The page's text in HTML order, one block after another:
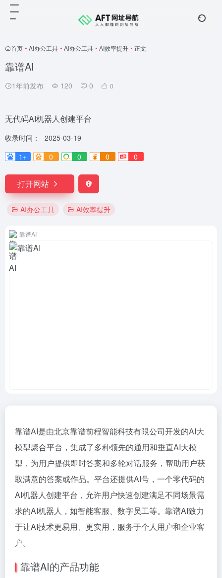
首页 • AI办公工具 • AI办公工具 • AI效率提升 • 正文
靠谱AI
1年前发布 120 0 0
无代码AI机器人创建平台
收录时间：
2025-03-19
1+
0 0 0 0
打开网站
AI办公工具 AI效率提升
靠谱AI
靠谱AI是由北京靠谱前程智能科技有限公司开发的AI大
模型聚合平台，集成了多种领先的通用和垂直AI大模
型，为用户提供即时答案和多轮对话服务，帮助用户获
取满意的答案或作品。平台还提供AI号，一个零代码的
AI机器人创建平台，允许用户快速创建满足不同场景需
求的AI机器人，如智能客服、数字员工等。靠谱AI致力
于让AI技术更易用、更实用，服务于个人用户和企业客
户。
靠谱AI的产品功能